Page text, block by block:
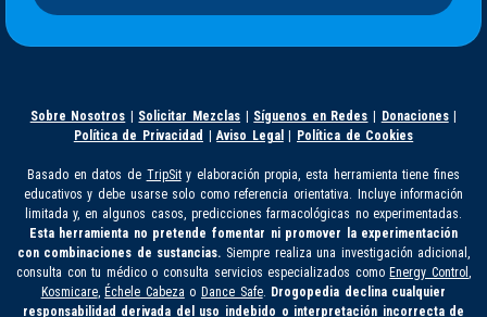
Sobre Nosotros Solicitar Mezclas Síguenos en Redes Donaciones|
Política de Privacidad
|Aviso Legal Política de Cookies
Basado en datos de TripSity elaboración propia, esta herramienta tiene fines
educativos y debe usarse solo como referencia orientativa. Incluye información
limitada y, en algunos casos, predicciones farmacológicas no experimentadas.
Esta herramienta no pretende fomentar ni promover la experimentación
con combinaciones de sustancias. Siempre realiza una investigación adicional,
consulta con tu médico o consulta servicios especializados como Energy Control,
Kosmicare, Échele Cabeza o Dance Safe. Drogopedia declina cualquier
responsabilidad derivada del uso indebido o interpretación incorrecta de